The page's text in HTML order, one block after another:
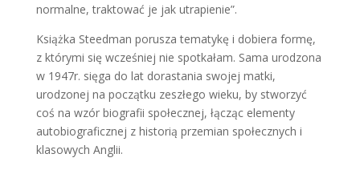
normalne, traktować je jak utrapienie”.
Książka Steedman porusza tematykę i dobiera formę,
z którymi się wcześniej nie spotkałam. Sama urodzona
w 1947r. sięga do lat dorastania swojej matki,
urodzonej na początku zeszłego wieku, by stworzyć
coś na wzór biografii społecznej, łącząc elementy
autobiograficznej z historią przemian społecznych i
klasowych Anglii.